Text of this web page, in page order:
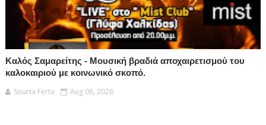
Καλός Σαμαρείτης - Μουσική βραδιά αποχαιρετισμού του
καλοκαιριού με κοινωνικό σκοπό.
Sourta Ferta
Aug 08, 2026